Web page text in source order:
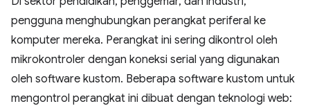
pengguna menghubungkan perangkat periferal ke
komputer mereka. Perangkat ini sering dikontrol oleh
mikrokontroler dengan koneksi serial yang digunakan
oleh software kustom. Beberapa software kustom untuk
mengontrol perangkat ini dibuat dengan teknologi web: